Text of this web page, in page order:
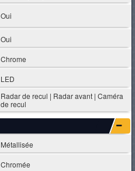
Oui
Oui
Chrome
LED
Radar de recul | Radar avant | Caméra
de recul
Métallisée
Chromée